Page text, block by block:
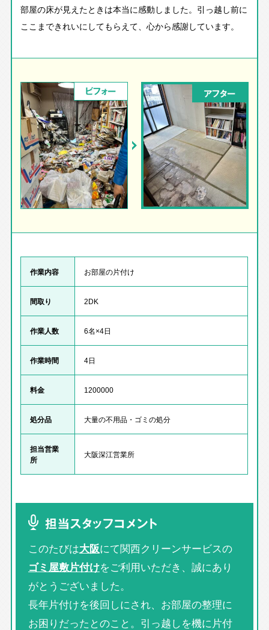
部屋の床が見えたときは本当に感動しました。引っ越し前に
ここまできれいにしてもらえて、心から感謝しています。
ビフォー アフター
作業内容 お部屋の片付け
間取り 2DK
作業人数 6名×4日
作業時間 4日
料金 1200000
処分品 大量の不用品・ゴミの処分
担当営業
所
大阪深江営業所
担当スタッフコメント
このたびは大阪にて関西クリーンサービスの
ゴミ屋敷片付けをご利用いただき、誠にあり
がとうございました。
長年片付けを後回しにされ、お部屋の整理に
お困りだったとのこと。引っ越しを機に片付